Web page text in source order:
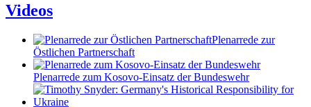
Videos
Plenarrede zur
Östlichen Partnerschaft
Plenarrede zum Kosovo-Einsatz der Bundeswehr